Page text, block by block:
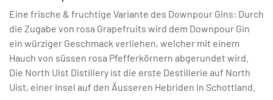
Eine frische & fruchtige Variante des Downpour Gins: Durch
die Zugabe von rosa Grapefruits wird dem Downpour Gin
ein würziger Geschmack verliehen, welcher mit einem
Hauch von süssen rosa Pfefferkörnern abgerundet wird.
Die North Uist Distillery ist die erste Destillerie auf North
Uist, einer Insel auf den Äusseren Hebriden in Schottland.